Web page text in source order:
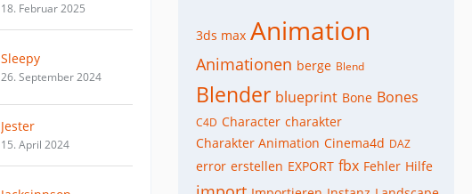
18. Februar 2025
Sleepy
26. September 2024
Jester
15. April 2024
3ds max Animation
Animationen berge Blend
Blender blueprint Bone Bones
C4D Character charakter
Charakter Animation Cinema4d DAZ
error erstellen EXPORT fbx Fehler Hilfe